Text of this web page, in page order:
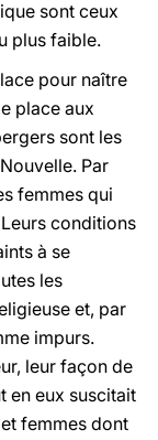
sont ceux
plus faible.
pour naître
place aux
sont les
Par
femmes qui
conditions
à se
les
et, par
impurs.
leur façon de
en eux suscitait
femmes dont